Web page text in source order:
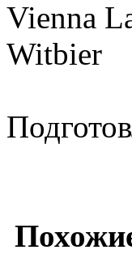
Vienna
Witbier